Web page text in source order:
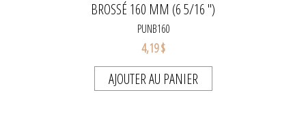
BROSSÉ 160 MM (6 5/16 ")
PUNB160
4,19 $
AJOUTER AU PANIER